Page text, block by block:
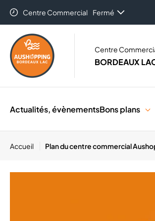
Centre Commercial Fermé
Centre
BORDEAUX
Actualités, évènementsBons plans
Accueil Plan du centre commercial